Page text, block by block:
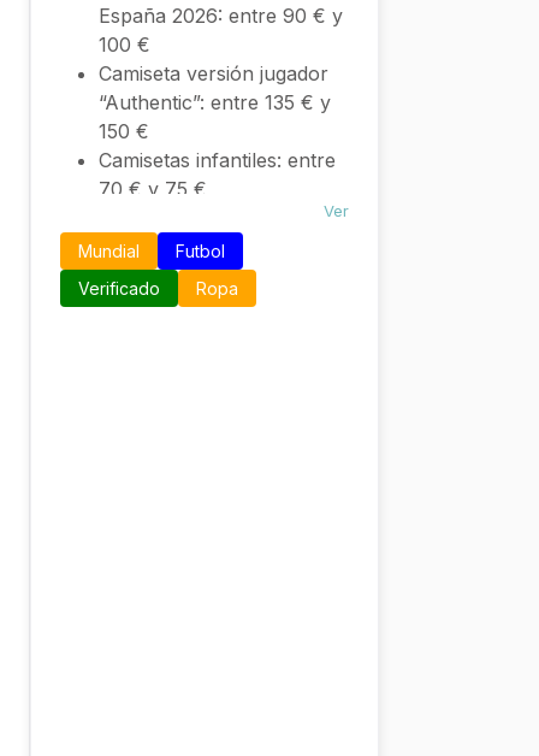
España 2026: entre 90 € y
100 €
Camiseta versión jugador
“Authentic”: entre 135 € y
150 €
Camisetas infantiles: entre
70 € y 75 €
Ropa de entrenamiento de
España: desde 55 €
Chándals oficiales: entre
120 € y 150 €
Ver
Mundial
Futbol
Verificado
Ropa